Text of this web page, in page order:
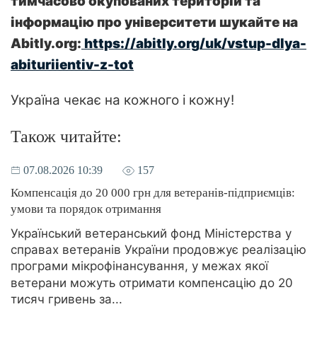
інформацію про університети шукайте на
Abitly.org: https://abitly.org/uk/vstup-dlya-
abituriientiv-z-tot
Україна чекає на кожного і кожну!
Також читайте:
07.08.2026 10:39 157
Компенсація до 20 000 грн для ветеранів-підприємців:
умови та порядок отримання
Український ветеранський фонд Міністерства у
справах ветеранів України продовжує реалізацію
програми мікрофінансування, у межах якої
ветерани можуть отримати компенсацію до 20
тисяч гривень за...